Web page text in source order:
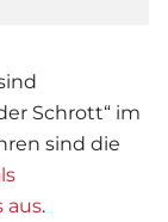
Schrott“ im
sind die
aus.